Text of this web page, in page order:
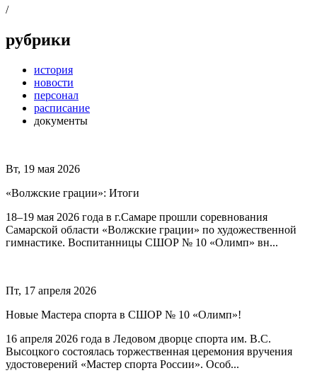
/
рубрики
история
новости
персонал
расписание
документы
Вт, 19 мая 2026
«Волжские грации»: Итоги
18–19 мая 2026 года в г.Самаре прошли соревнования
Самарской области «Волжские грации» по художественной
гимнастике. Воспитанницы СШОР № 10 «Олимп» вн...
Пт, 17 апреля 2026
Новые Мастера спорта в СШОР № 10 «Олимп»!
16 апреля 2026 года в Ледовом дворце спорта им. В.С.
Высоцкого состоялась торжественная церемония вручения
удостоверений «Мастер спорта России». Особ...